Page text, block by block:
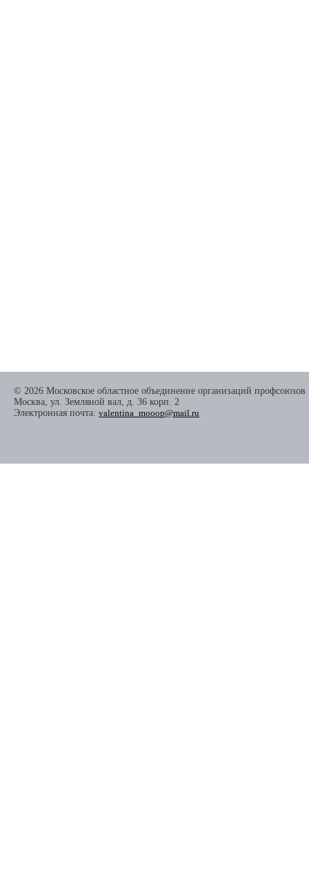
© 2026 Московское областное объединение организаций профсоюзов
Москва, ул. Земляной вал, д. 36 корп. 2
Электронная почта: valentina_mooop@mail.ru